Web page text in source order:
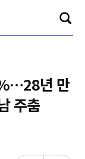
년 만
주춤